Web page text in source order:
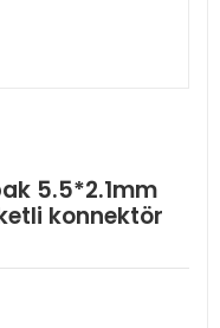
5.5*2.1mm
konnektör